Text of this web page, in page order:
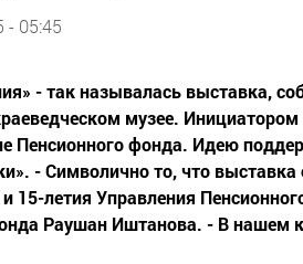
- 05:45
- так называлась выставка,
музее.
Пенсионного фонда. Идею
- Символично то, что
15-летия Управления
Раушан Иштанова. - В нашем